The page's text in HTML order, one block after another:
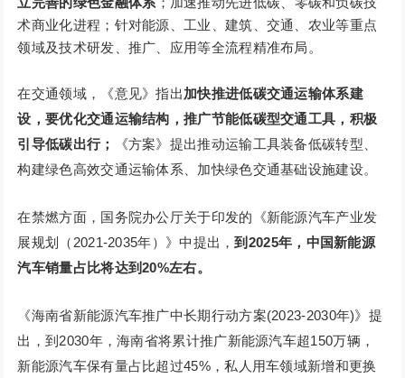
术商业化进程；针对能源、工业、建筑、交通、农业等重点
领域及技术研发、推广、应用等全流程精准布局。
在交通领域，《意见》指出加快推进低碳交通运输体系建
设，要优化交通运输结构，推广节能低碳型交通工具，积极
引导低碳出行；
《方案》提出推动运输工具装备低碳转型、
构建绿色高效交通运输体系、加快绿色交通基础设施建设。
在禁燃方面，国务院办公厅关于印发的《新能源汽车产业发
展规划（2021-2035年）》中提出，到2025年，中国新能源
汽车销量占比将达到20%左右。
《海南省新能源汽车推广中长期行动方案(2023-2030年)》提
出，到2030年，海南省将累计推广新能源汽车超150万辆，
新能源汽车保有量占比超过45%，私人用车领域新增和更换